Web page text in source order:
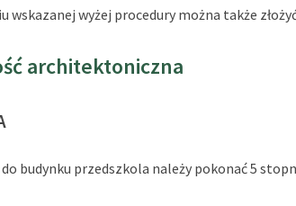
wskazanej wyżej procedury można także
architektoniczna
do budynku przedszkola należy pokonać 5